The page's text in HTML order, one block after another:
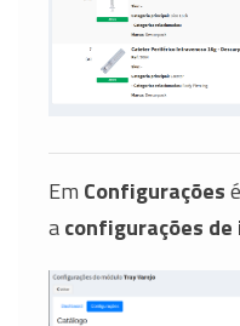
Em Configurações
aconfigurações